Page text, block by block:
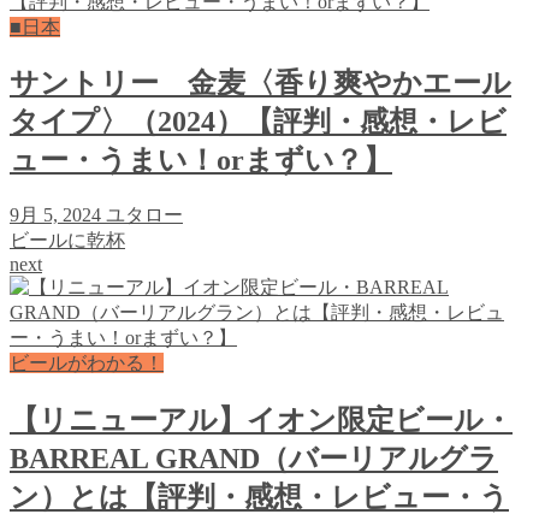
■日本
サントリー 金麦〈香り爽やかエール
タイプ〉（2024）【評判・感想・レビ
ュー・うまい！orまずい？】
9月 5, 2024 ユタロー
ビールに乾杯
next
ビールがわかる！
【リニューアル】イオン限定ビール・
BARREAL GRAND（バーリアルグラ
ン）とは【評判・感想・レビュー・う